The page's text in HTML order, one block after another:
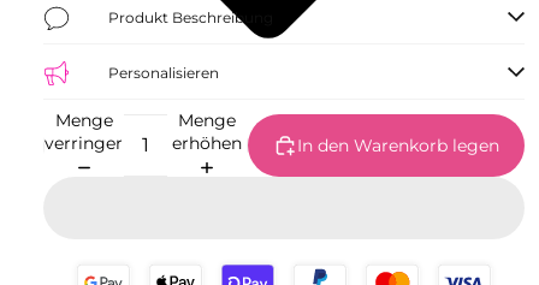
Produkt Beschreibung
Personalisieren
Menge
verringern
Menge
erhöhen
In den Warenkorb legen